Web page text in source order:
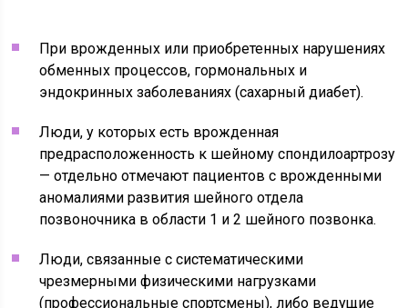
При врожденных или приобретенных нарушениях
обменных процессов, гормональных и
эндокринных заболеваниях (сахарный диабет).
Люди, у которых есть врожденная
предрасположенность к шейному спондилоартрозу
— отдельно отмечают пациентов с врожденными
аномалиями развития шейного отдела
позвоночника в области 1 и 2 шейного позвонка.
Люди, связанные с систематическими
чрезмерными физическими нагрузками
(профессиональные спортсмены), либо ведущие